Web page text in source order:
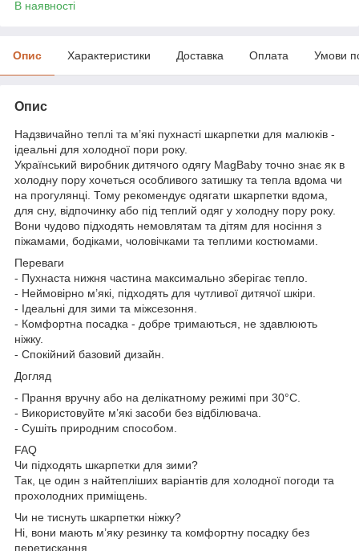
В наявності
Опис Характеристики Доставка Оплата Умови
Опис
Надзвичайно теплі та м’які пухнасті шкарпетки для малюків -
ідеальні для холодної пори року.
Український виробник дитячого одягу MagBaby точно знає як в
холодну пору хочеться особливого затишку та тепла вдома чи
на прогулянці. Тому рекомендує одягати шкарпетки вдома,
для сну, відпочинку або під теплий одяг у холодну пору року.
Вони чудово підходять немовлятам та дітям для носіння з
піжамами, бодіками, чоловічками та теплими костюмами.
Переваги
- Пухнаста нижня частина максимально зберігає тепло.
- Неймовірно м’які, підходять для чутливої дитячої шкіри.
- Ідеальні для зими та міжсезоння.
- Комфортна посадка - добре тримаються, не здавлюють
ніжку.
- Спокійний базовий дизайн.
Догляд
- Прання вручну або на делікатному режимі при 30°C.
- Використовуйте м’які засоби без відбілювача.
- Сушіть природним способом.
FAQ
Чи підходять шкарпетки для зими?
Так, це один з найтепліших варіантів для холодної погоди та
прохолодних приміщень.
Чи не тиснуть шкарпетки ніжку?
Ні, вони мають м’яку резинку та комфортну посадку без
перетискання.